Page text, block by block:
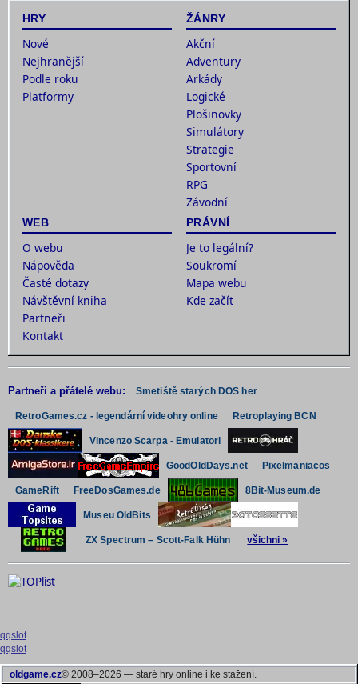
HRY
Nové
Nejhranější
Podle roku
Platformy
ŽÁNRY
Akční
Adventury
Arkády
Logické
Plošinovky
Simulátory
Strategie
Sportovní
RPG
Závodní
WEB
O webu
Nápověda
Časté dotazy
Návštěvní kniha
Partneři
Kontakt
PRÁVNÍ
Je to legální?
Soukromí
Mapa webu
Kde začít
Partneři a přátelé webu: Smetiště starých DOS her
RetroGames.cz - legendární videohry online Retroplaying BCN
Vincenzo Scarpa - Emulatori
GoodOldDays.net Pixelmaniacos
GameRift FreeDosGames.de 8Bit-Museum.de
Museu OldBits
ZX Spectrum – Scott-Falk Hühn všichni »
qqslot
qqslot
oldgame.cz© 2008–2026 — staré hry online i ke stažení.